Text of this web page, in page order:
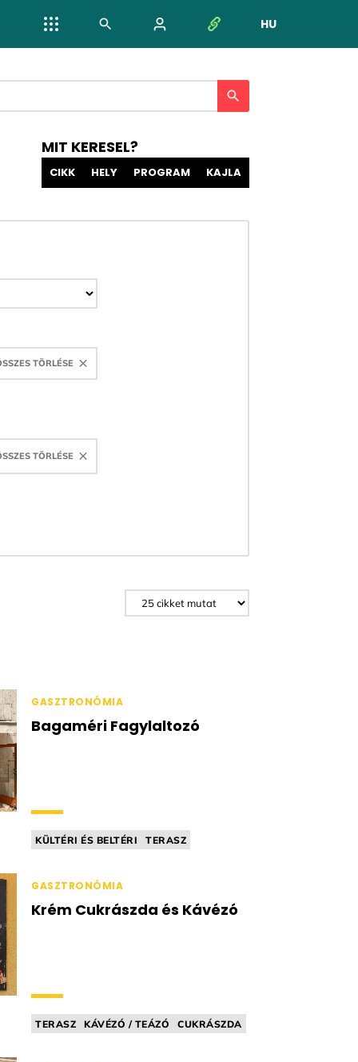
HU
NYELV
MIT KERESEL?
CIKK HELY PROGRAM KAJLA
TÖRLÉSE
TÖRLÉSE
GASZTRONÓMIA
Bagaméri Fagylaltozó
KÜLTÉRI ÉS BELTÉRI
TERASZ
GASZTRONÓMIA
Krém Cukrászda és Kávézó
TERASZ KÁVÉZÓ / TEÁZÓ
CUKRÁSZDA